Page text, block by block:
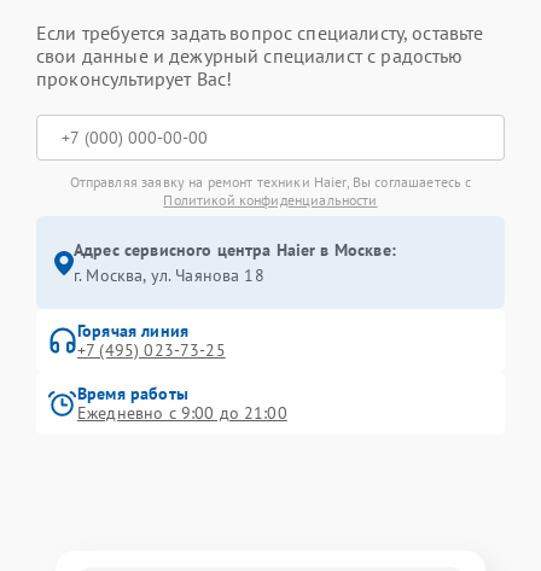
Если требуется задать вопрос специалисту, оставьте
свои данные и дежурный специалист с радостью
проконсультирует Вас!
Отправляя заявку на ремонт техники Haier, Вы соглашаетесь с
Политикой конфиденциальности
Адрес сервисного центра Haier в Москве:
г. Москва, ул. Чаянова 18
Горячая линия
+7 (495) 023-73-25
Время работы
Ежедневно с 9:00 до 21:00